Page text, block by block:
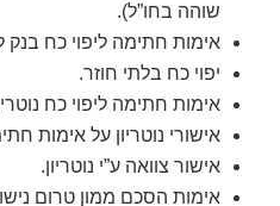
שוהה בחו”ל).
אימות חתימה ליפוי כח
יפוי כח בלתי חוזר.
אימות חתימה ליפוי כח
אישורי נוטריון על אימות
אישור צוואה ע”י נוטריון.
אימות הסכם ממון טרום